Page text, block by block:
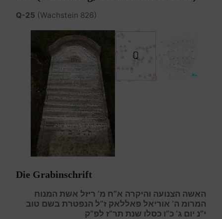
Q-25 (Wachstein 826)
Die Grabinschrift
האשה הצנועה והיקרה א”ח מ’ ריזל אשת המנוח
המרומ ה’ אוריאל פאללאק ז”ל הנפטרת בשם טוב
י”נ יום ג’ כ”ו כסלו שנת תר”ז לפ”ק